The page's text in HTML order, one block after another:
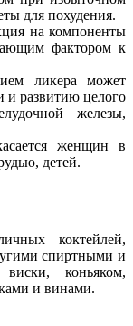
для похудения.
на компоненты
фактором к
ликера может
и развитию целого
железы,
женщин в
детей.
коктейлей,
спиртными и
коньяком,
и винами.